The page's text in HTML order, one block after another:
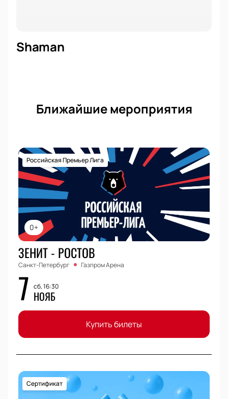
Shaman
Ближайшие мероприятия
0+
Российская Премьер Лига
ЗЕНИТ - РОСТОВ
Санкт-Петербург Газпром Арена
7 сб, 16:30
НОЯБ
Купить билеты
Сертификат